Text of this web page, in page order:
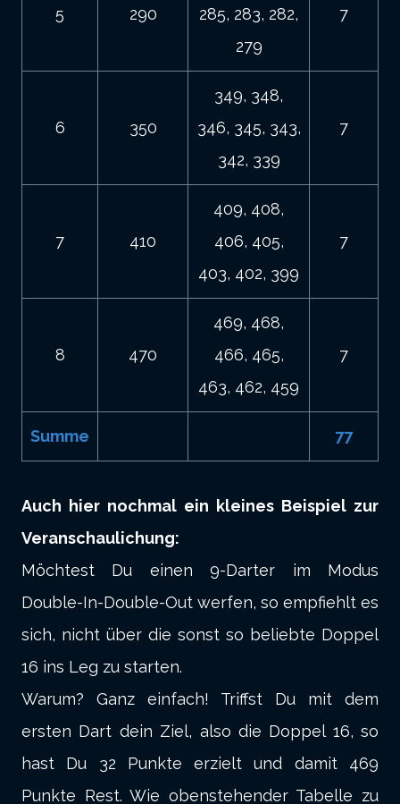
5 290
285, 283, 282,
279
7
6 350
349, 348,
346, 345, 343,
342, 339
7
7 410
409, 408,
406, 405,
403, 402, 399
7
8 470
469, 468,
466, 465,
463, 462, 459
7
Summe 77
Auch hier nochmal ein kleines Beispiel zur
Veranschaulichung:
Möchtest Du einen 9-Darter im Modus
Double-In-Double-Out werfen, so empfiehlt es
sich, nicht über die sonst so beliebte Doppel
16 ins Leg zu starten.
Warum? Ganz einfach! Triffst Du mit dem
ersten Dart dein Ziel, also die Doppel 16, so
hast Du 32 Punkte erzielt und damit 469
Punkte Rest. Wie obenstehender Tabelle zu